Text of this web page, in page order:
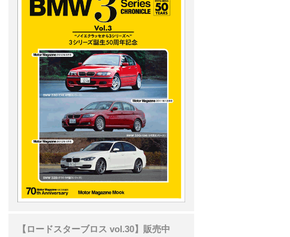
【ロードスターブロス vol.30】販売中